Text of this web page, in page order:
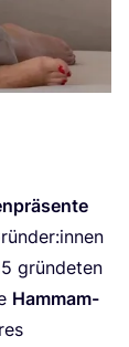
grün­de­ten
Ham­mam-